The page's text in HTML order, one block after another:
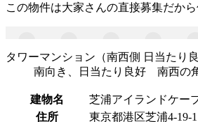
この物件は大家さんの直接募集だから
タワーマンション（南西側 日当たり良
南向き、日当たり良好 南西の
建物名
芝浦アイランドケー
住所
東京都港区芝浦4-19-1